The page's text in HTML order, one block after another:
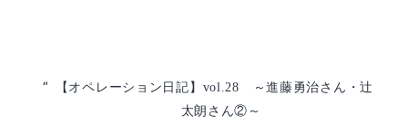
【オペレーション日記】vol.28 ～進藤勇治さん・辻
太朗さん②～